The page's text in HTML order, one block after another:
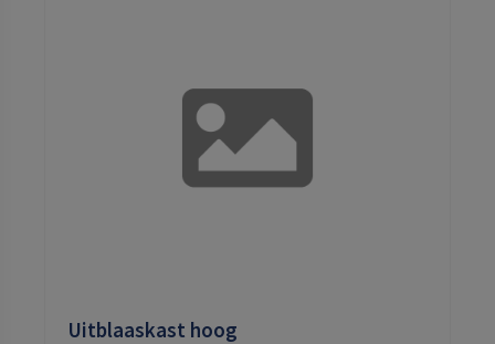
Uitblaaskast hoog